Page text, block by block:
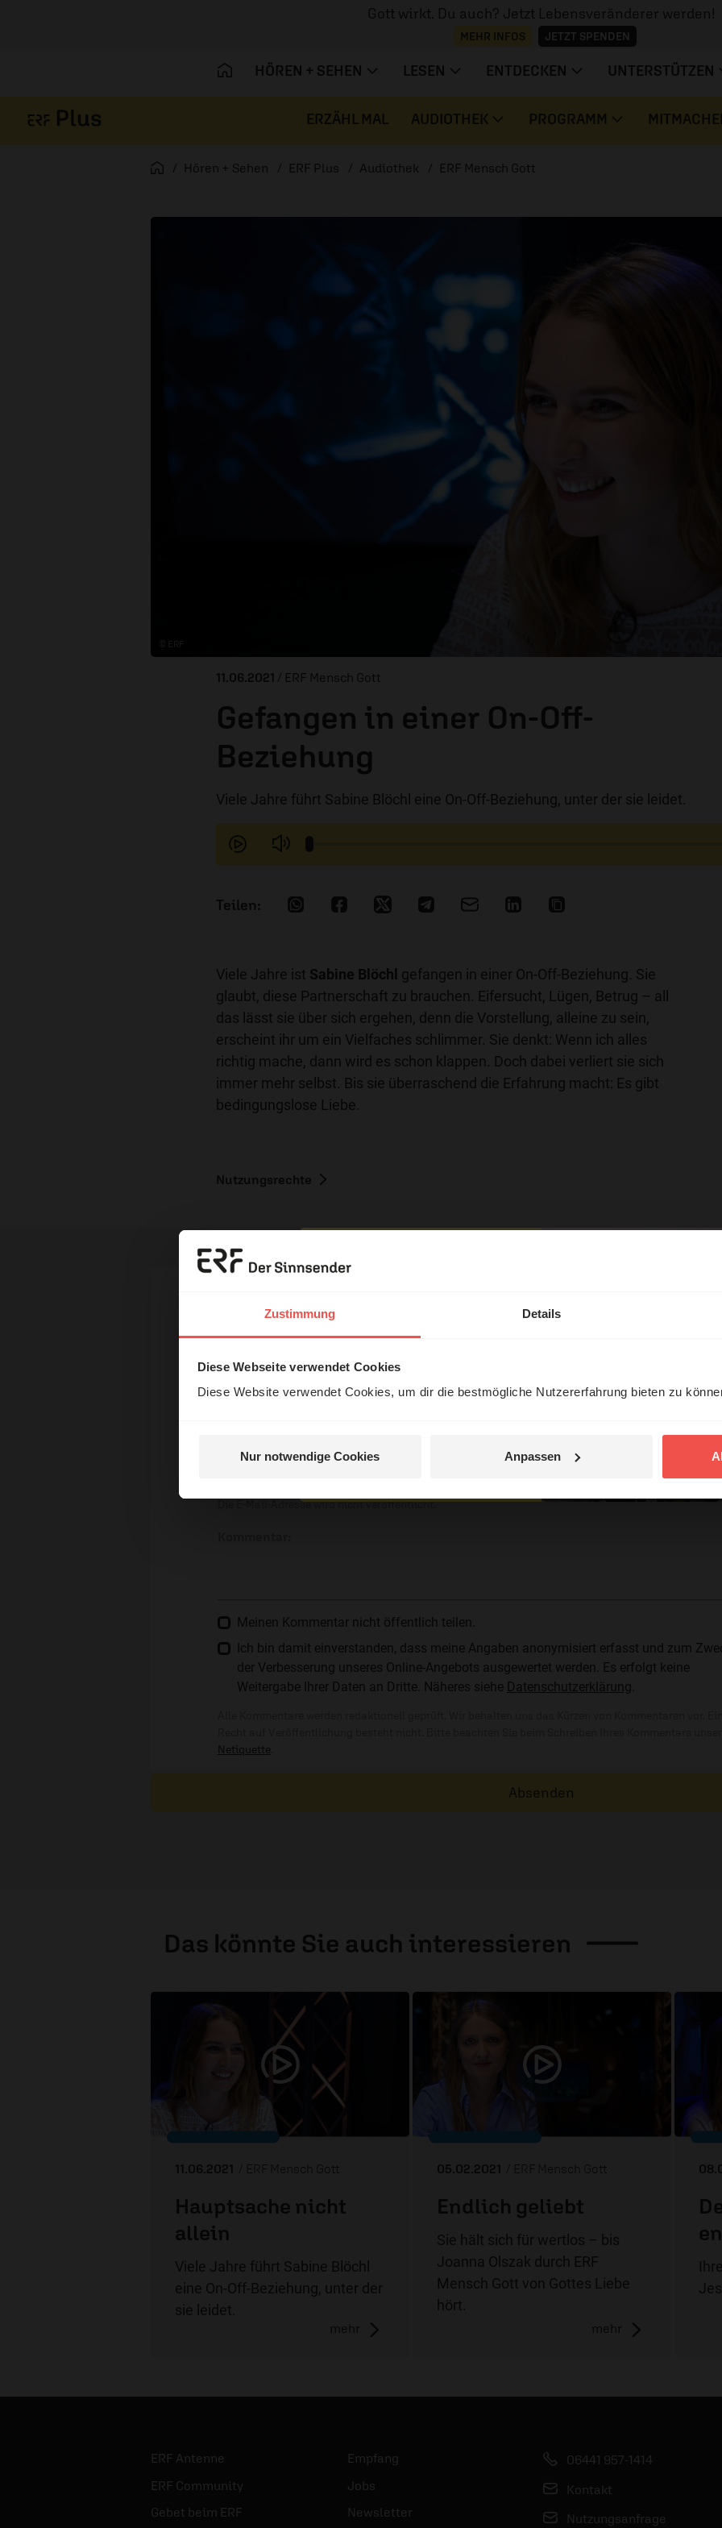
Zustimmung Details
Diese Webseite verwendet Cookies
Diese Website verwendet Cookies, um dir die bestmögliche Nutzererfahrung bieten zu
Nur notwendige Cookies Anpassen
Gott wirkt. Du auch? Jetzt Lebensveränderer werden!
MEHR INFOS JETZT SPENDEN
HÖREN + SEHEN LESEN ENTDECKEN UNTERSTÜTZEN
ERZÄHL MAL AUDIOTHEK PROGRAMM
Startseite
Hören + Sehen ERF Plus Audiothek ERF Mensch Gott
11.06.2021 / ERF Mensch Gott
Gefangen in einer On-Off-
Beziehung
Viele Jahre führt Sabine Blöchl eine On-Off-Beziehung, unter der sie leidet.
Viele Jahre ist Sabine Blöchl gefangen in einer On-Off-Beziehung. Sie
glaubt, diese Partnerschaft zu brauchen. Eifersucht, Lügen, Betrug – all
das lässt sie über sich ergehen, denn die Vorstellung, alleine zu sein,
erscheint ihr um ein Vielfaches schlimmer. Sie denkt: Wenn ich alles
richtig mache, dann wird es schon klappen. Doch dabei verliert sie sich
immer mehr selbst. Bis sie überraschend die Erfahrung macht: Es gibt
bedingungslose Liebe.
Nutzungsrechte
Ihr Kommentar
Name:
E-Mail:
Die E-Mail-Adresse wird nicht veröffentlicht.
Meinen Kommentar nicht öffentlich teilen.
Ich bin damit einverstanden, dass meine Angaben anonymisiert erfasst und zum
der Verbesserung unseres Online-Angebots ausgewertet werden. Es erfolgt keine
Weitergabe Ihrer Daten an Dritte. Näheres siehe Datenschutzerklärung
Netiquette
Absenden
Das könnte Sie auch interessieren
11.06.2021 / ERF Mensch Gott
Hauptsache nicht
allein
Viele Jahre führt Sabine Blöchl
eine On-Off-Beziehung, unter der
sie leidet.
mehr
05.02.2021 / ERF Mensch Gott
Endlich geliebt
Sie hält sich für wertlos – bis
Joanna Olszak durch ERF
Mensch Gott von Gottes Liebe
hört.
mehr
ERF Antenne
ERF Community
Gebet beim ERF
Empfang
Jobs
Newsletter
06441 957-1414
Kontakt
Nutzungsanfrage
Erzähl mal!
Das erleben unsere Hörerinnen
und Hörer mit Gott ...
Jetzt Geschichten